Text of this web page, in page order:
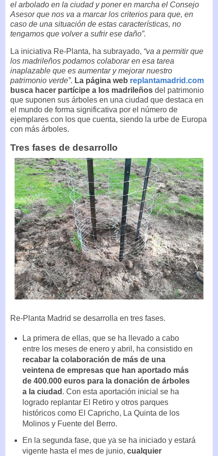
el arbolado en la ciudad y poner en marcha el Consejo
Asesor que nos va a marcar los criterios para que, en
caso de una situación de estas características, no
tengamos que volver a sufrir ese daño”.
La iniciativa Re-Planta, ha subrayado, “va a permitir que
los madrileños podamos colaborar en esa tarea
inaplazable que es aumentar y mejorar nuestro
patrimonio verde”. La página web replantamadrid.com
busca hacer partícipe a los madrileños del patrimonio
que suponen sus árboles en una ciudad que destaca en
el mundo de forma significativa por el número de
ejemplares con los que cuenta, siendo la urbe de Europa
con más árboles.
Tres fases de desarrollo
Re-Planta Madrid se desarrolla en tres fases.
La primera de ellas, que se ha llevado a cabo
entre los meses de enero y abril, ha consistido en
recabar la colaboración de más de una
veintena de empresas que han aportado más
de 400.000 euros para la donación de árboles
a la ciudad . Con esta aportación inicial se ha
logrado replantar El Retiro y otros parques
históricos como El Capricho, La Quinta de los
Molinos y Fuente del Berro.
En la segunda fase, que ya se ha iniciado y estará
vigente hasta el mes de junio, cualquier